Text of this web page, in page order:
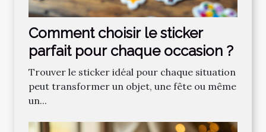
Comment choisir le sticker
parfait pour chaque occasion ?
Trouver le sticker idéal pour chaque situation
peut transformer un objet, une fête ou même
un...